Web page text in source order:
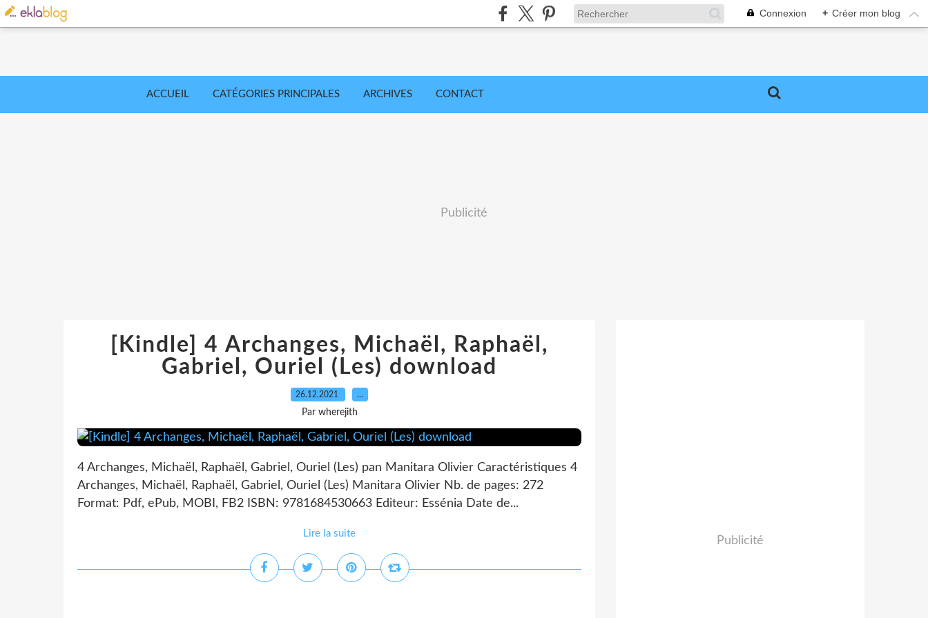
Connexion + Créer mon blog
ACCUEIL CATÉGORIES PRINCIPALES ARCHIVES CONTACT
Publicité
[Kindle] 4 Archanges, Michaël, Raphaël,
Gabriel, Ouriel (Les) download
26.12.2021 …
Par wherejith
4 Archanges, Michaël, Raphaël, Gabriel, Ouriel (Les) pan Manitara Olivier Caractéristiques 4
Archanges, Michaël, Raphaël, Gabriel, Ouriel (Les) Manitara Olivier Nb. de pages: 272
Format: Pdf, ePub, MOBI, FB2 ISBN: 9781684530663 Editeur: Essénia Date de...
Lire la suite
Publicité